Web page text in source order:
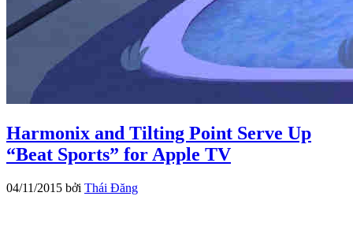
Harmonix and Tilting Point Serve Up
“Beat Sports” for Apple TV
04/11/2015 bởi Thái Đăng